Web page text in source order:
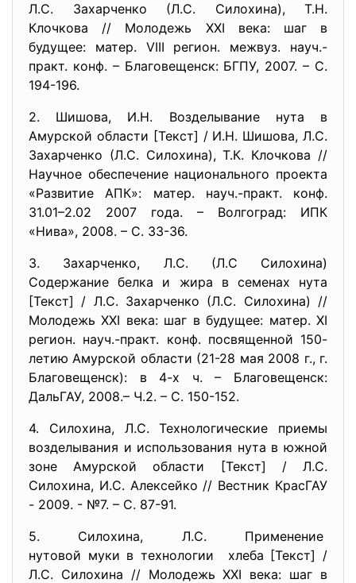
Л.С. Захарченко (Л.С. Силохина), Т.Н.
Клочкова // Молодежь XXI века: шаг в
будущее: матер. VIII регион. межвуз. науч.-
практ. конф. – Благовещенск: БГПУ, 2007. – С.
194-196.
2. Шишова, И.Н. Возделывание нута в
Амурской области [Текст] / И.Н. Шишова, Л.С.
Захарченко (Л.С. Силохина), Т.К. Клочкова //
Научное обеспечение национального проекта
«Развитие АПК»: матер. науч.-практ. конф.
31.01–2.02 2007 года. – Волгоград: ИПК
«Нива», 2008. – С. 33-36.
3. Захарченко, Л.С. (Л.С Силохина)
Содержание белка и жира в семенах нута
[Текст] / Л.С. Захарченко (Л.С. Силохина) //
Молодежь XXI века: шаг в будущее: матер. XI
регион. науч.-практ. конф. посвященной 150-
летию Амурской области (21-28 мая 2008 г., г.
Благовещенск): в 4-х ч. – Благовещенск:
ДальГАУ, 2008.– Ч.2. – С. 150-152.
4. Силохина, Л.С. Технологические приемы
возделывания и использования нута в южной
зоне Амурской области [Текст] / Л.С.
Силохина, И.С. Алексейко // Вестник КрасГАУ
- 2009. - №7. – С. 87-91.
5. Силохина, Л.С. Применение
нутовой муки в технологии хлеба [Текст] /
Л.С. Силохина // Молодежь XXI века: шаг в